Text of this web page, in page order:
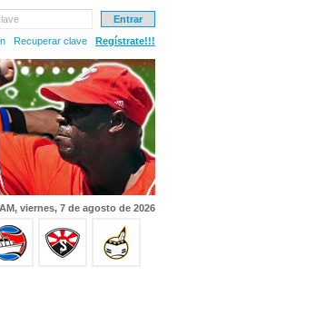
Recuperar clave Regístrate!!!
viernes, 7 de agosto de 2026